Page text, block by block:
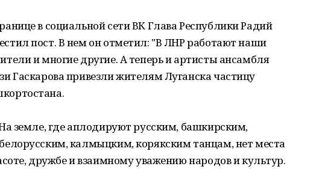
в социальной сети ВК Глава Республики Радий
пост. В нем он отметил: "В ЛНР работают наши
и многие другие. А теперь и артисты ансамбля
Гаскарова привезли жителям Луганска частицу
земле, где аплодируют русским, башкирским,
калмыцким, корякским танцам, нет места
дружбе и взаимному уважению народов и культур.